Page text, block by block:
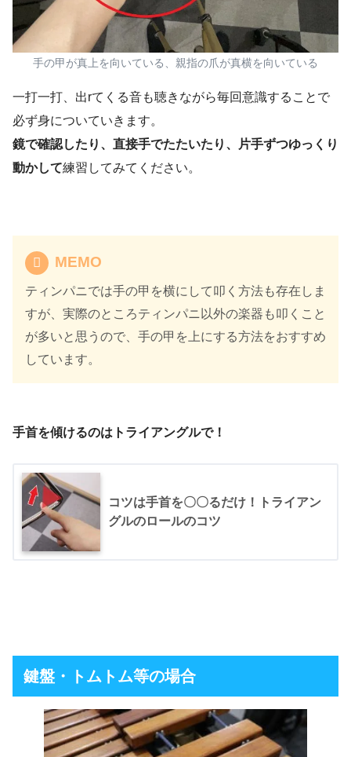
手の甲が真上を向いている、親指の爪が真横を向いている
一打一打、出rてくる音も聴きながら毎回意識することで
必ず身についていきます。
鏡で確認したり、直接手でたたいたり、片手ずつゆっくり
動かして練習してみてください。
MEMO
ティンパニでは手の甲を横にして叩く方法も存在しま
すが、実際のところティンパニ以外の楽器も叩くこと
が多いと思うので、手の甲を上にする方法をおすすめ
しています。
手首を傾けるのはトライアングルで！
コツは手首を〇〇るだけ！トライアン
グルのロールのコツ
鍵盤・トムトム等の場合